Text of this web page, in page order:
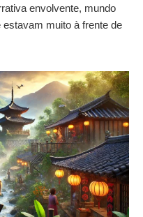
envolvente, mundo
muito à frente de